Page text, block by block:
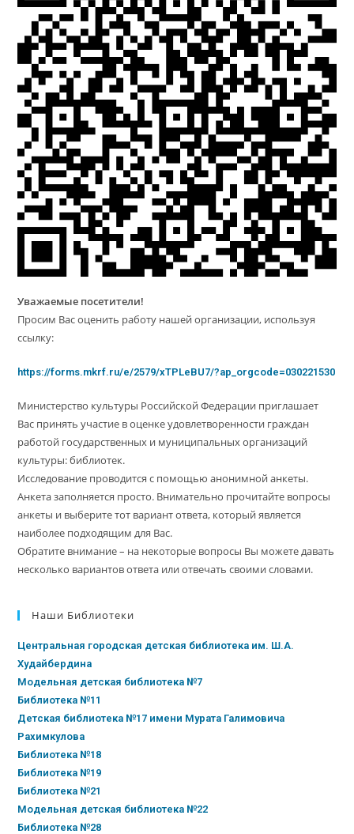
Уважаемые посетители!
Просим Вас оценить работу нашей организации, используя
ссылку:
https://forms.mkrf.ru/e/2579/xTPLeBU7/?ap_orgcode=030221530
Министерство культуры Российской Федерации приглашает
Вас принять участие в оценке удовлетворенности граждан
работой государственных и муниципальных организаций
культуры: библиотек.
Исследование проводится с помощью анонимной анкеты.
Анкета заполняется просто. Внимательно прочитайте вопросы
анкеты и выберите тот вариант ответа, который является
наиболее подходящим для Вас.
Обратите внимание – на некоторые вопросы Вы можете давать
несколько вариантов ответа или отвечать своими словами.
Наши Библиотеки
Центральная городская детская библиотека им. Ш.А.
Худайбердина
Модельная детская библиотека №7
Библиотека №11
Детская библиотека №17 имени Мурата Галимовича
Рахимкулова
Библиотека №18
Библиотека №19
Библиотека №21
Модельная детская библиотека №22
Библиотека №28